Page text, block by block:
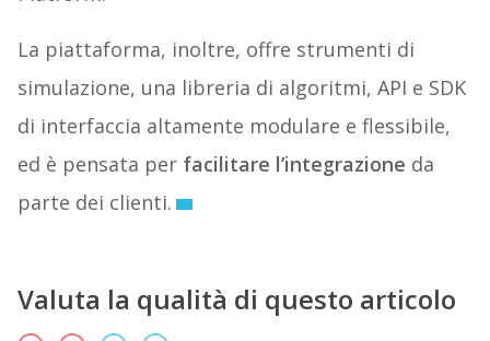
La piattaforma, inoltre, offre strumenti di
simulazione, una libreria di algoritmi, API e SDK
di interfaccia altamente modulare e flessibile,
ed è pensata perfacilitare l’integrazione da
parte dei clienti.
Valuta la qualità di questo articolo